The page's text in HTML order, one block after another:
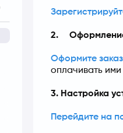
2.
Оформите заказ
оплачивать ими
3. Настройка
Перейдите на